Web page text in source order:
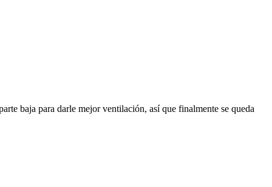
baja para darle mejor ventilación, así que finalmente se queda